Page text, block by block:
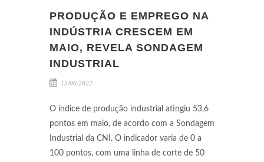
PRODUÇÃO E EMPREGO NA
INDÚSTRIA CRESCEM EM
MAIO, REVELA SONDAGEM
INDUSTRIAL
15/06/2022
O índice de produção industrial atingiu 53,6
pontos em maio, de acordo com a Sondagem
Industrial da CNI. O indicador varia de 0 a
100 pontos, com uma linha de corte de 50